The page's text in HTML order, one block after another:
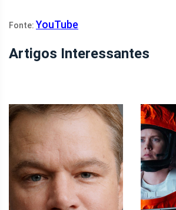
Fonte: YouTube
Artigos Interessantes